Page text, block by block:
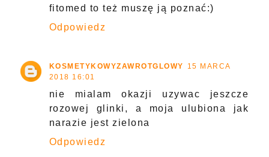
fitomed to też muszę ją poznać:)
Odpowiedz
KOSMETYKOWYZAWROTGLOWY
15 MARCA
2018 16:01
nie mialam okazji uzywac jeszcze
rozowej glinki, a moja ulubiona jak
narazie jest zielona
Odpowiedz